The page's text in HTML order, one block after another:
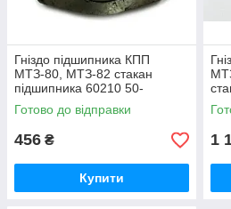
Гніздо підшипника КПП
МТЗ-80, МТЗ-82 стакан
підшипника 60210 50-
1701184 / 50-1701184-А
Готово до відправки
456 ₴
Купити
1